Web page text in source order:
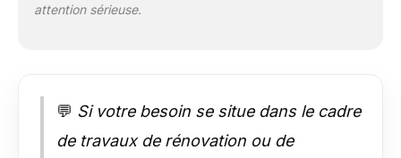
protège l’utilisateur et
le moteur en cas de
blocage. Le système
attention sérieuse.
💬 Si votre besoin se situe dans le cadre
de travaux de rénovation ou de